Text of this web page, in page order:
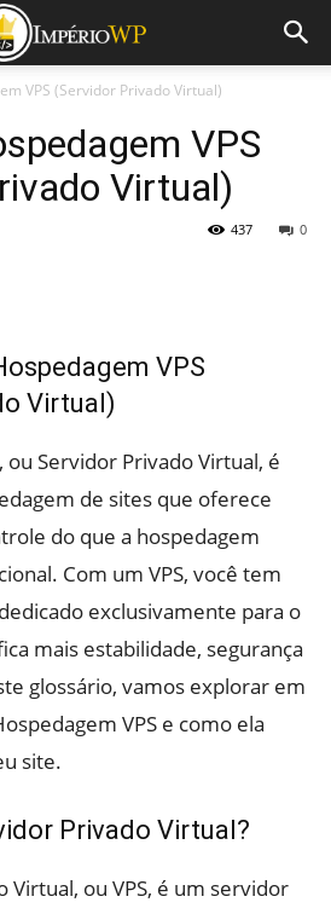
VPS (Servidor Privado Virtual)
VPS
Virtual)
0
437
VPS
Virtual)
ou Servidor Privado Virtual, é
de sites que oferece
do que a hospedagem
Com um VPS, você tem
exclusivamente para o
mais estabilidade, segurança
glossário, vamos explorar em
VPS e como ela
site.
Privado Virtual?
Virtual, ou VPS, é um servidor